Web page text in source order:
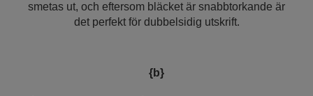
smetas ut, och eftersom bläcket är snabbtorkande är
det perfekt för dubbelsidig utskrift.
{b}